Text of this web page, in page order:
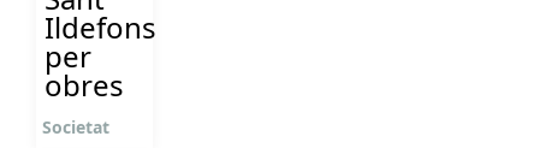
Ildefons
per
obres
Societat